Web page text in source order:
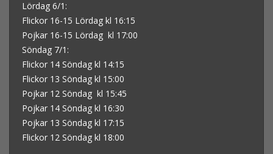
Lördag 6/1:
Flickor 16-15 Lördag kl 16:15
Pojkar 16-15 Lördag kl 17:00
Söndag 7/1:
Flickor 14 Söndag kl 14:15
Flickor 13 Söndag kl 15:00
Pojkar 12 Söndag kl 15:45
Pojkar 14 Söndag kl 16:30
Pojkar 13 Söndag kl 17:15
Flickor 12 Söndag kl 18:00